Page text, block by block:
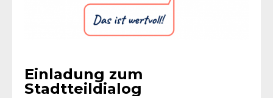
Einladung zum
Stadtteildialog